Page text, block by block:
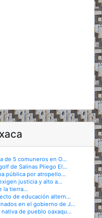
de 5 comuneros en O...
de Salinas Pliego El...
pública por atropello...
justicia y alto a...
la tierra...
de educación altern...
en el gobierno de J...
de pueblo oaxaqu...